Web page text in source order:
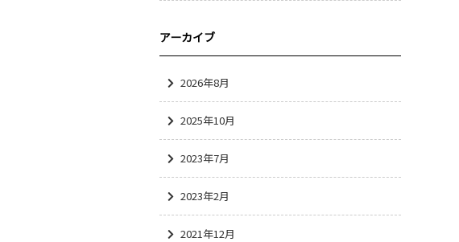
アーカイブ
2026年8月
2025年10月
2023年7月
2023年2月
2021年12月